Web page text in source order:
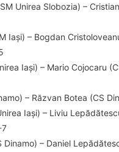
Unirea Slobozia) –
Iași) – Bogdan
Iași) – Mario Cojocaru
– Răzvan Botea (CS
Iași) – Liviu
7
Dinamo) – Daniel